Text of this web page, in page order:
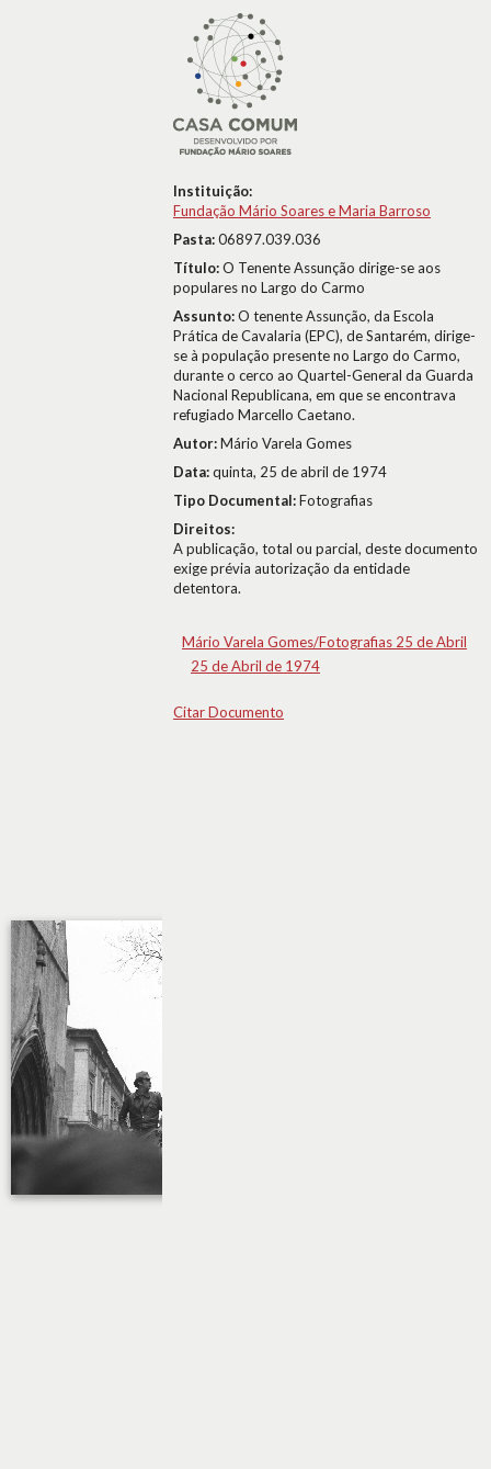
Instituição:
Fundação Mário Soares e Maria Barroso
Pasta:06897.039.036
Título:O Tenente Assunção dirige-se aos
populares no Largo do Carmo
Assunto:O tenente Assunção, da Escola
Prática de Cavalaria (EPC), de Santarém, dirige-
se à população presente no Largo do Carmo,
durante o cerco ao Quartel-General da Guarda
Nacional Republicana, em que se encontrava
refugiado Marcello Caetano.
Autor:Mário Varela Gomes
Data:quinta, 25 de abril de 1974
Tipo Documental:Fotografias
Direitos:
A publicação, total ou parcial, deste documento
exige prévia autorização da entidade
detentora.
Mário Varela Gomes/Fotografias 25 de Abril
25 de Abril de 1974
Citar Documento